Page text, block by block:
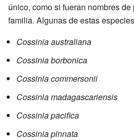
único, como si fueran nombres
familia. Algunas de estas
Cossinia australiana
Cossinia borbonica
Cossinia commersonii
Cossinia madagascariensis
Cossinia pacifica
Cossinia pinnata